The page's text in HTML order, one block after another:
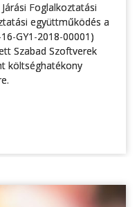
Foglalkoztatási
együttműködés a
GY1-2018-00001)
Szabad Szoftverek
költséghatékony